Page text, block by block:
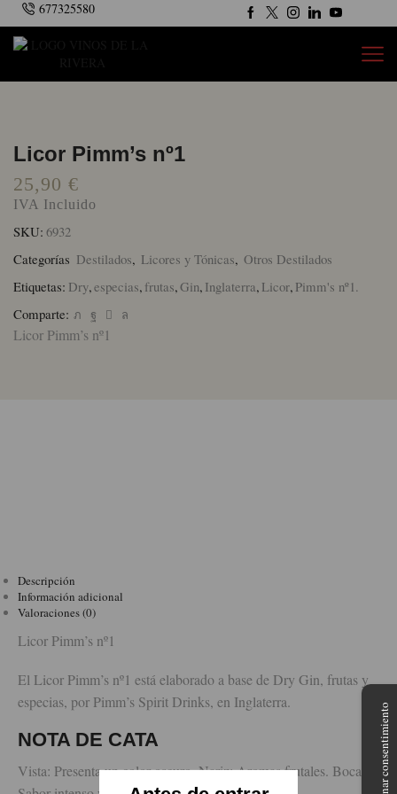
677325580
Licor Pimm’s nº1
25,90 €
IVA Incluido
SKU: 6932
Categorías Destilados, Licores y Tónicas, Otros Destilados
Etiquetas: Dry,especias, frutas,Gin, Inglaterra, Licor, Pimm's nº1.
Comparte:
Licor Pimm’s nº1
Descripción
Información adicional
Valoraciones (0)
Licor Pimm’s nº1
El Licor Pimm’s nº1 está elaborado a base de Dry Gin, frutas y
especias, por Pimm’s Spirit Drinks, en Inglaterra.
NOTA DE CATA
Vista: Presenta un color oscuro. Nariz: Aromas frutales. Boca:
Gestionar consentimiento